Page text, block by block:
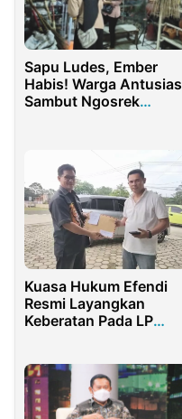
Sapu Ludes, Ember
Habis! Warga Antusias
Sambut Ngosrek
Kuasa Hukum Efendi
Resmi Layangkan
Keberatan Pada LP